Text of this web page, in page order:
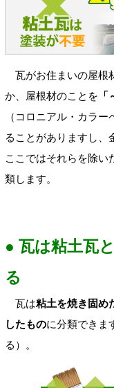
瓦がお住まいの屋根
か、屋根材のことを 「
（コロニアル・カラ
ることがありますし、
ここではそれらを除い
類します。
● 瓦は粘土瓦
る
瓦は粘土を焼き固め
したものに分類できま
る）。